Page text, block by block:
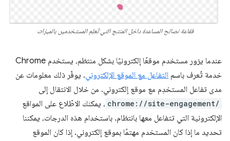
فقاعة نصائح المساعدة داخل المنتج التي تُعلِم المستخدمين بالميزات
عندما يزور مستخدم موقعًا إلكترونيًا بشكل منتظم، يستخدم Chrome
خدمة تُعرف باسم التفاعل مع الموقع الإلكتروني. يوفّر ذلك معلومات عن
مدى تفاعل المستخدِم مع موقع إلكتروني. من خلال الانتقال إلى
chrome://site-engagement/ ، يمكنك الاطّلاع على المواقع
الإلكترونية التي تتفاعل معها بانتظام. باستخدام هذه الدرجات، يمكننا
تحديد ما إذا كان المستخدم مهتمًا بموقع إلكتروني. إذا كان الموقع